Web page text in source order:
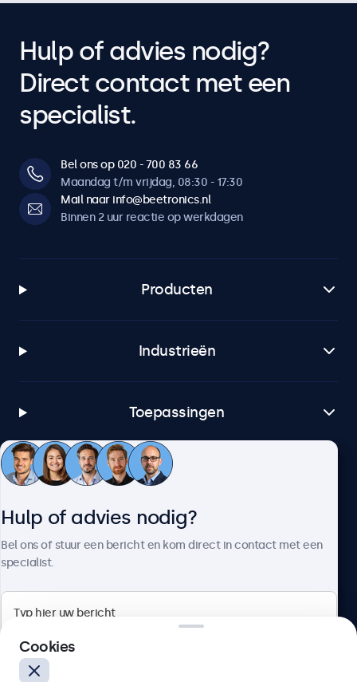
Hulp of advies nodig?
Direct contact met een
specialist.
Bel ons op 020 - 700 83 66
Maandag t/m vrijdag, 08:30 - 17:30
Mail naar info@beetronics.nl
Binnen 2 uur reactie op werkdagen
Producten
Industrieën
Toepassingen
Klantenservice
Hulp of advies nodig?
Bel ons of stuur een bericht en kom direct in contact met een
specialist.
Cookies